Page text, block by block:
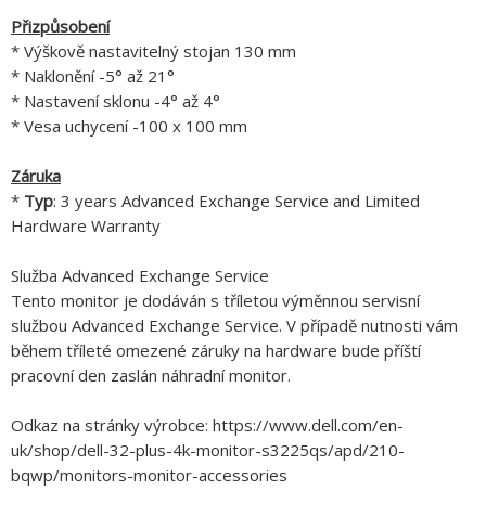
Přizpůsobení
* Výškově nastavitelný stojan 130 mm
* Naklonění -5° až 21°
* Nastavení sklonu -4° až 4°
* Vesa uchycení -100 x 100 mm
Záruka
* Typ: 3 years Advanced Exchange Service and Limited
Hardware Warranty
Služba Advanced Exchange Service
Tento monitor je dodáván s tříletou výměnnou servisní
službou Advanced Exchange Service. V případě nutnosti vám
během tříleté omezené záruky na hardware bude příští
pracovní den zaslán náhradní monitor.
Odkaz na stránky výrobce: https://www.dell.com/en-
uk/shop/dell-32-plus-4k-monitor-s3225qs/apd/210-
bqwp/monitors-monitor-accessories